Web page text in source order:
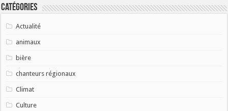
Catégories
Actualité
animaux
bière
chanteurs régionaux
Climat
Culture